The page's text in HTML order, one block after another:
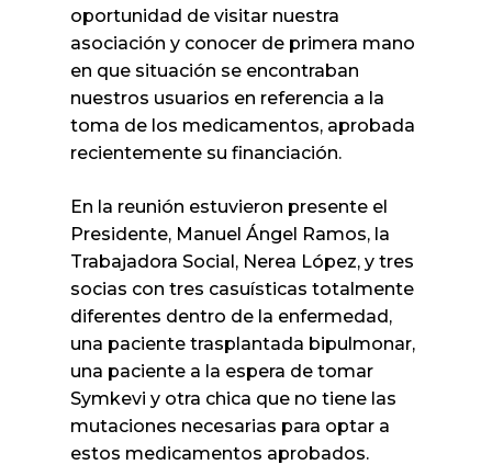
oportunidad de visitar nuestra
asociación y conocer de primera mano
en que situación se encontraban
nuestros usuarios en referencia a la
toma de los medicamentos, aprobada
recientemente su financiación.
En la reunión estuvieron presente el
Presidente, Manuel Ángel Ramos, la
Trabajadora Social, Nerea López, y tres
socias con tres casuísticas totalmente
diferentes dentro de la enfermedad,
una paciente trasplantada bipulmonar,
una paciente a la espera de tomar
Symkevi y otra chica que no tiene las
mutaciones necesarias para optar a
estos medicamentos aprobados.